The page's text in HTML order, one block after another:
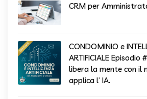
CRM per
CONDOMINIO e
ARTIFICIALE Episodio
libera la mente con il
applica l’ IA.